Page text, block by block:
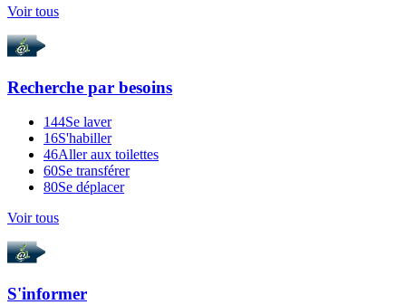
Voir tous
Recherche par besoins
144Se laver
16S'habiller
46Aller aux toilettes
60Se transférer
80Se déplacer
Voir tous
S'informer